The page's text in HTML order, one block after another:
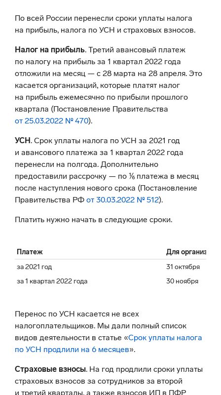
По всей России перенесли сроки уплаты налога
на прибыль, налога по УСН и страховых взносов.
Налог на прибыль. Третий авансовый платеж
по налогу на прибыль за 1 квартал 2022 года
отложили на месяц — с 28 марта на 28 апреля. Это
касается организаций, которые платят налог
на прибыль ежемесячно по прибыли прошлого
квартала (Постановление Правительства
от 25.03.2022 № 470).
УСН. Срок уплаты налога по УСН за 2021 год
и авансового платежа за 1 квартал 2022 года
перенесли на полгода. Дополнительно
предоставили рассрочку — по ⅙ платежа в месяц
после наступления нового срока (Постановление
Правительства РФ от 30.03.2022 № 512).
Платить нужно начать в следующие сроки.
Платеж
Для
за 2021 год
31 октября
за 1 квартал 2022 года
30 ноября
Перенос по УСН касается не всех
налогоплательщиков. Мы дали полный список
видов деятельности в статье «Срок уплаты налога
по УСН продлили на 6 месяцев».
Страховые взносы. На год продлили сроки уплаты
страховых взносов за сотрудников за второй
и третий кварталы, а также взносов ИП в ПФР